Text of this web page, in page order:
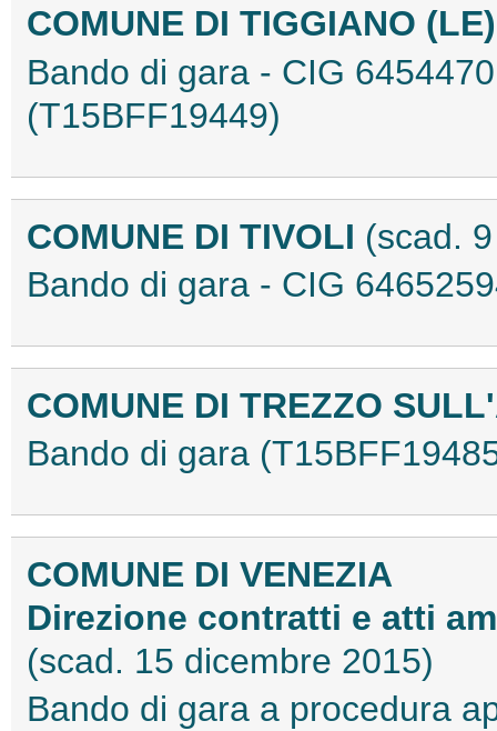
COMUNE DI TIGGIANO
Bando di gara - CIG
(T15BFF19449)
COMUNE DI TIVOLI (scad.
Bando di gara - CIG
COMUNE DI TREZZO
Bando di gara
COMUNE DI VENEZIA
Direzione contratti e atti
(scad. 15 dicembre 2015)
Bando di gara a procedura